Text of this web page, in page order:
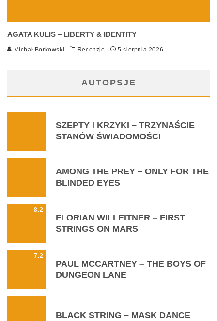
AGATA KULIS – LIBERTY & IDENTITY
Michał Borkowski Recenzje 5 sierpnia 2026
AUTOPSJE
SZEPTY I KRZYKI – TRZYNAŚCIE
STANÓW ŚWIADOMOŚCI
AMONG THE PREY – ONLY FOR THE
BLINDED EYES
8.2
FLORIAN WILLEITNER – FIRST
STRINGS ON MARS
7.2
PAUL MCCARTNEY – THE BOYS OF
DUNGEON LANE
BLACK STRING – MASK DANCE